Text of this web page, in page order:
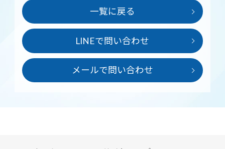
一覧に戻る
LINEで問い合わせ
メールで問い合わせ